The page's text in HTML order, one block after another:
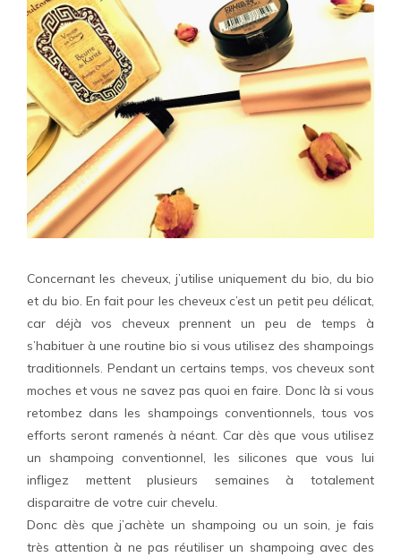
Concernant les cheveux, j’utilise uniquement du bio, du bio
et du bio. En fait pour les cheveux c’est un petit peu délicat,
car déjà vos cheveux prennent un peu de temps à
s’habituer à une routine bio si vous utilisez des shampoings
traditionnels. Pendant un certains temps, vos cheveux sont
moches et vous ne savez pas quoi en faire. Donc là si vous
retombez dans les shampoings conventionnels, tous vos
efforts seront ramenés à néant. Car dès que vous utilisez
un shampoing conventionnel, les silicones que vous lui
infligez mettent plusieurs semaines à totalement
disparaitre de votre cuir chevelu.
Donc dès que j’achète un shampoing ou un soin, je fais
très attention à ne pas réutiliser un shampoing avec des